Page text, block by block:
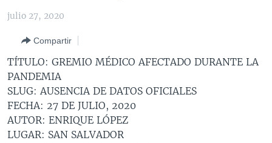
contenido
principal
Salte
navegador
principal
Salte
búsqueda
MÉXICO
HAITÍ
ELECCIONES EEUU
VOTO DIVIDIDO
VOA VERIFICA
VOA VERIFICA UCRANIA/RUSIA
VOA VERIFICA INMIGRACIÓN
VOA VERIFICA AMÉRICA LATINA
AMÉRICA LATINA
ARGENTINA
BOLIVIA
COLOMBIA
CHILE
CHINA EN AMÉRICA LATINA
CENTROAMÉRICA
COSTA RICA
EL SALVADOR
OTRAS SECCIONES
INMIGRACIÓN
ESPECIALES DE LA VOA
julio 27, 2020
Compartir
TÍTULO: GREMIO MÉDICO AFECTADO DURANTE LA
PANDEMIA
SLUG: AUSENCIA DE DATOS OFICIALES
FECHA: 27 DE JULIO, 2020
AUTOR: ENRIQUE LÓPEZ
LUGAR: SAN SALVADOR